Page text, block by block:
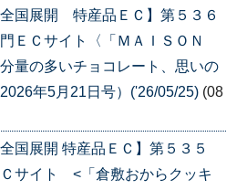
全国展開 特産品ＥＣ】第５３６
ＥＣサイト〈「ＭＡＩＳＯＮ
量の多いチョコレート、思いの
年5月21日号）('26/05/25) (08
国展開 特産品ＥＣ】第５３５
サイト <「倉敷おからクッキ